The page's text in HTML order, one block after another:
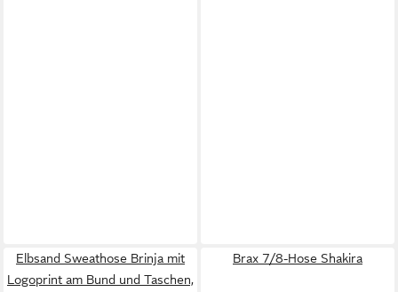
Elbsand Sweathose Brinja mit
Logoprint am Bund und Taschen,
Brax 7/8-Hose Shakira